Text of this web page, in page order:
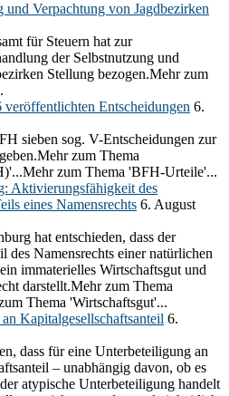
Verpachtung von Jagdbezirken
für Steuern hat zur
der Selbstnutzung und
Stellung bezogen.Mehr zum
Entscheidungen 6.
sieben sog. V-Entscheidungen zur
zum Thema
zum Thema 'BFH-Urteile'...
Aktivierungsfähigkeit des
eines Namensrechts 6. August
hat entschieden, dass der
des Namensrechts einer natürlichen
immaterielles Wirtschaftsgut und
darstellt.Mehr zum Thema
Thema 'Wirtschaftsgut'...
Kapitalgesellschaftsanteil 6.
dass für eine Unterbeteiligung an
– unabhängig davon, ob es
atypische Unterbeteiligung handelt